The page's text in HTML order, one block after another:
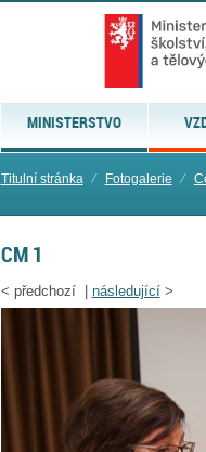
MINISTERSTVO
Titulní stránka ⁄ Fotogalerie ⁄
CM 1
< předchozí | následující>